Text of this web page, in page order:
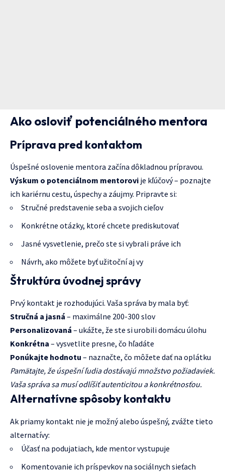
Ako osloviť potenciálného mentora
Príprava pred kontaktom
Úspešné oslovenie mentora začína dôkladnou prípravou.
Výskum o potenciálnom mentorovi je kľúčový – poznajte
ich kariérnu cestu, úspechy a záujmy. Pripravte si:
Stručné predstavenie seba a svojich cieľov
Konkrétne otázky, ktoré chcete prediskutovať
Jasné vysvetlenie, prečo ste si vybrali práve ich
Návrh, ako môžete byť užitoční aj vy
Štruktúra úvodnej správy
Prvý kontakt je rozhodujúci. Vaša správa by mala byť:
Stručná a jasná – maximálne 200-300 slov
Personalizovaná – ukážte, že ste si urobili domácu úlohu
Konkrétna – vysvetlite presne, čo hľadáte
Ponúkajte hodnotu – naznačte, čo môžete dať na oplátku
Pamätajte, že úspešní ľudia dostávajú množstvo požiadaviek.
Vaša správa sa musí odlíšiť autenticitou a konkrétnosťou.
Alternatívne spôsoby kontaktu
Ak priamy kontakt nie je možný alebo úspešný, zvážte tieto
alternatívy:
Účasť na podujatiach, kde mentor vystupuje
Komentovanie ich príspevkov na sociálnych sieťach